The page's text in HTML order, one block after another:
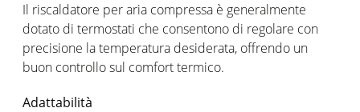
Il riscaldatore per aria compressa è generalmente
dotato di termostati che consentono di regolare con
precisione la temperatura desiderata, offrendo un
buon controllo sul comfort termico.
Adattabilità